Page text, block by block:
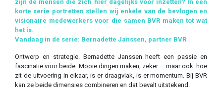
zijn de mensen die zich hier dagelijks voor inzetten? In een
korte serie portretten stellen wij enkele van de bevlogen en
visionaire medewerkers voor die samen BVR maken tot wat
het is.
Vandaag in de serie: Bernadette Janssen, partner BVR
Ontwerp en strategie. Bernadette Janssen heeft een passie en
fascinatie voor beide. Mooie dingen maken, zeker – maar ook: hoe
zit de uitvoering in elkaar, is er draagvlak, is er momentum. Bij BVR
kan ze beide dimensies combineren en dat bevalt uitstekend.